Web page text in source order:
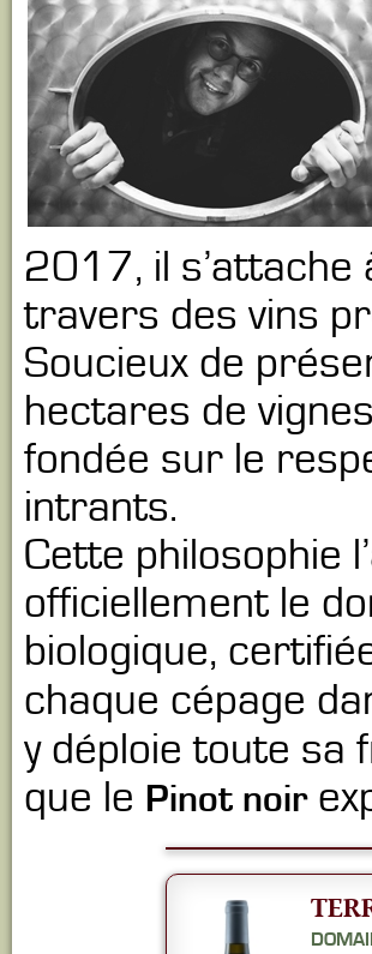
2017, il
travers des vins
Soucieux de
hectares de
fondée sur le
intrants.
Cette philosophie
officiellement le
biologique,
chaque cépage
y déploie toute sa
que le Pinot noir